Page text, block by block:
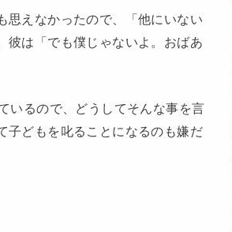
思えなかったので、「他にいない
彼は「でも僕じゃないよ。おばあ
いるので、どうしてそんな事を言
子どもを叱ることになるのも嫌だ